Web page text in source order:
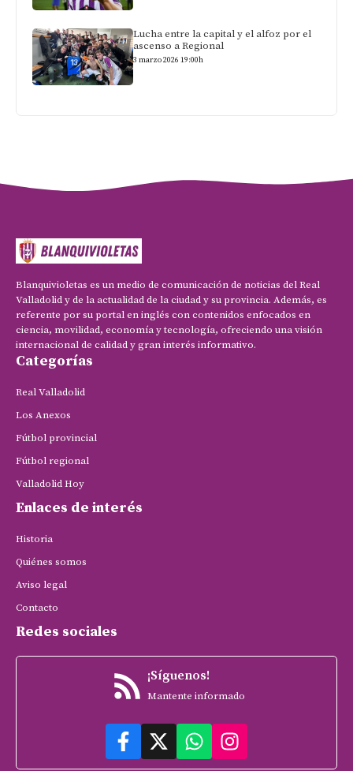
Lucha entre la capital y el alfoz por el
ascenso a Regional
3 marzo 2026 19:00h
Blanquivioletas es un medio de comunicación de noticias del Real
Valladolid y de la actualidad de la ciudad y su provincia. Además, es
referente por su portal en inglés con contenidos enfocados en
ciencia, movilidad, economía y tecnología, ofreciendo una visión
internacional de calidad y gran interés informativo.
Categorías
Real Valladolid
Los Anexos
Fútbol provincial
Fútbol regional
Valladolid Hoy
Enlaces de interés
Historia
Quiénes somos
Aviso legal
Contacto
Redes sociales
¡Síguenos!
Mantente informado